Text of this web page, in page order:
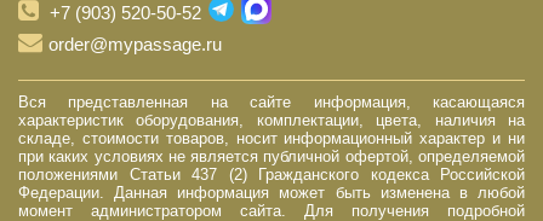
+7 (903) 520-50-52
order@mypassage.ru
Вся представленная на сайте информация, касающаяся
характеристик оборудования, комплектации, цвета, наличия на
складе, стоимости товаров, носит информационный характер и ни
при каких условиях не является публичной офертой, определяемой
положениями Статьи 437 (2) Гражданского кодекса Российской
Федерации. Данная информация может быть изменена в любой
момент администратором сайта. Для получения подробной